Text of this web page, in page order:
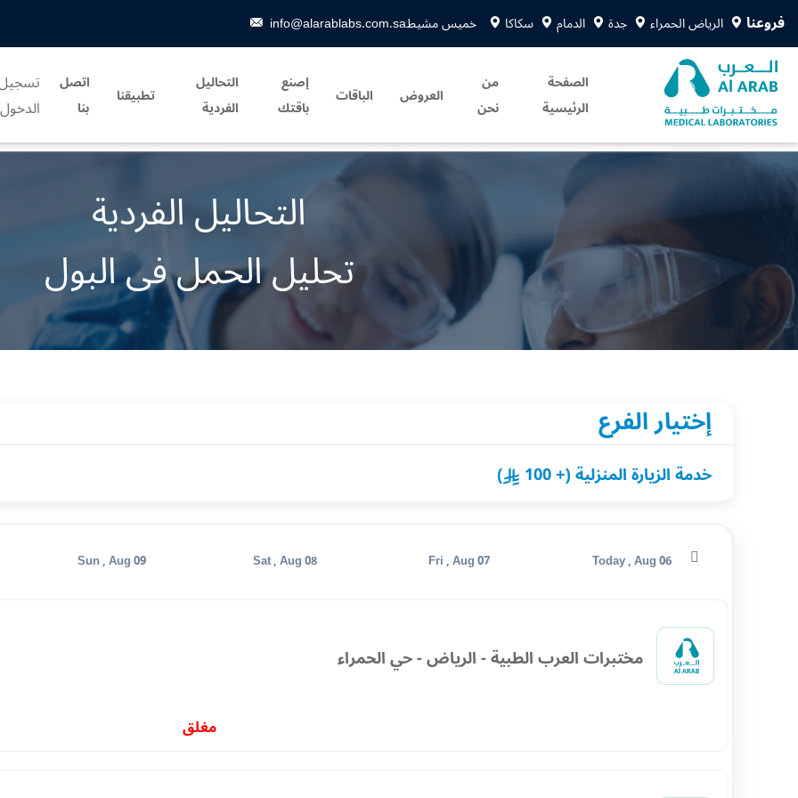
فروعنا الرياض الحمراء جدة الدمام سكاكا خميس مشيطinfo@alarablabs.com.sa
الصفحة
الرئيسية
من
نحن
العروض الباقات
إصنع
باقتك
التحاليل
الفردية
تطبيقنا
اتصل
بنا
الدخول
التحاليل الفردية
تحليل الحمل فى البول
إختيار الفرع
خدمة الزيارة المنزلية (+ 100 )
Fri , Aug 07
مختبرات العرب الطبية - الرياض - حي الحمراء
مغلق